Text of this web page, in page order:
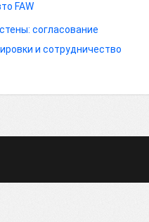
FAW
согласование
и сотрудничество